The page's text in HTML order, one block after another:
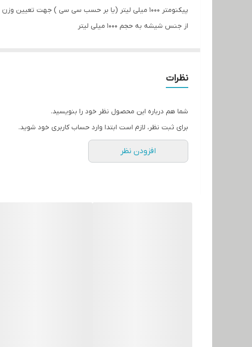
پیکنومتر 1000 میلی لیتر (یا بر حسب سی سی ) جهت تعیین وزن مخصوص سنگدانه ها استفاده می شود.
از جنس شیشه به حجم 1000 میلی لیتر
نظرات
شما هم درباره این محصول نظر خود را بنویسید.
برای ثبت نظر، لازم است ابتدا وارد حساب کاربری خود شوید.
افزودن نظر